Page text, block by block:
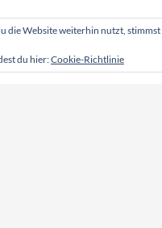
die Website weiterhin nutzt,
du hier:Cookie-Richtlinie